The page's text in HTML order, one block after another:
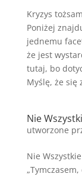
Kryzys
Poniżej
jednemu
że jest
tutaj, bo
Myślę, że się
Nie
utworzone
Nie